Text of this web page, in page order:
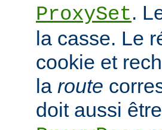
ProxySet.
la casse. Le
cookie et
la route
doit aussi